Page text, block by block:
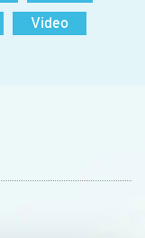
Video